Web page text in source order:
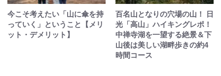
今こそ考えたい「山に傘を持
っていく」ということ【メリ
ット・デメリット】
百名山となりの穴場の山！ 日
光「高山」ハイキングレポ！
中禅寺湖を一望する絶景＆下
山後は美しい湖畔歩きの約4
時間コース